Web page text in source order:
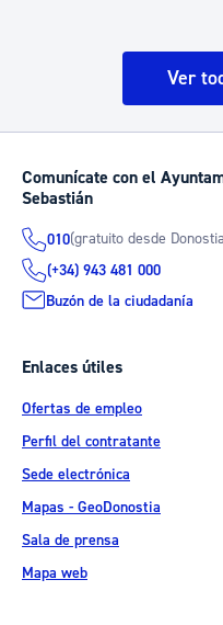
Ver
Comunícate con el
Sebastián
010(gratuito desde
(+34) 943 481 000
Buzón de la ciudadanía
Enlaces útiles
Ofertas de empleo
Perfil del contratante
Sede electrónica
Mapas - GeoDonostia
Sala de prensa
Mapa web